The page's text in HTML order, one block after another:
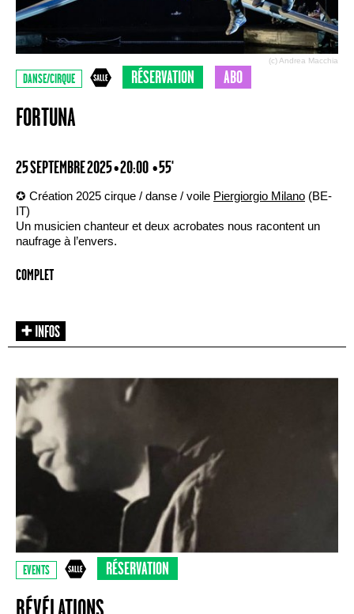
(c) Andrea Macchia
DANSE/CIRQUE RÉSERVATION ABO
FORTUNA
25 SEPTEMBRE 2025 • 20:00 • 55'
✪ Création 2025 cirque / danse / voile Piergiorgio Milano (BE-
IT)
Un musicien chanteur et deux acrobates nous racontent un
naufrage à l’envers.
COMPLET
EVENTS RÉSERVATION